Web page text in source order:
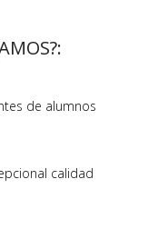
de alumnos
calidad